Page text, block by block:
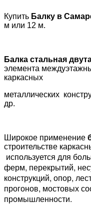
Купить Балку в
м или 12 м.
Балка стальная
элемента
каркасных
металлических
др.
Широкое применение
строительстве
используется для
ферм, перекрытий,
конструкций, опор,
прогонов, мостовых
промышленности.